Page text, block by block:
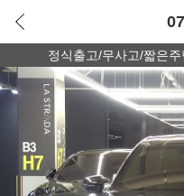
정식출고/무사고/짧은